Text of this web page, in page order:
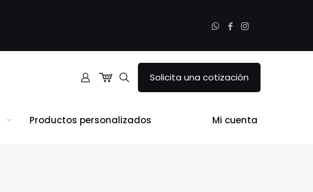
Solicita una cotización
Productos personalizados Mi cuenta